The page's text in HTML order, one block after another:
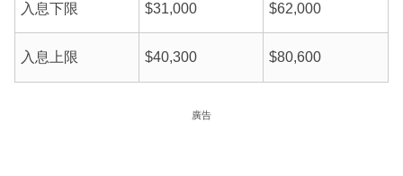
入息下限 $31,000 $62,000
入息上限 $40,300 $80,600
廣告